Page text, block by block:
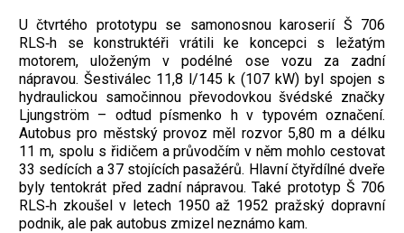
U čtvrtého prototypu se samonosnou karoserií Š 706
RLS‑h se konstruktéři vrátili ke koncepci s ležatým
motorem, uloženým v podélné ose vozu za zadní
nápravou. Šestiválec 11,8 l/145 k (107 kW) byl spojen s
hydraulickou samočinnou převodovkou švédské značky
Ljungström – odtud písmenko h v typovém označení.
Autobus pro městský provoz měl rozvor 5,80 m a délku
11 m, spolu s řidičem a průvodčím v něm mohlo cestovat
33 sedících a 37 stojících pasažérů. Hlavní čtyřdílné dveře
byly tentokrát před zadní nápravou. Také prototyp Š 706
RLS‑h zkoušel v letech 1950 až 1952 pražský dopravní
podnik, ale pak autobus zmizel neznámo kam.